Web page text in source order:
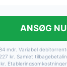
ANSØG NU
mdr. Variabel
kr. Samlet